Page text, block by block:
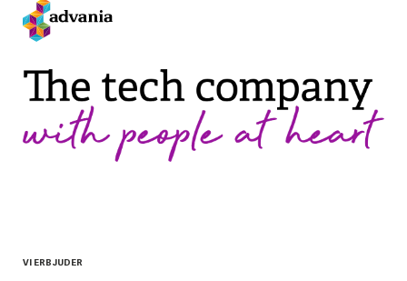
VI ERBJUDER